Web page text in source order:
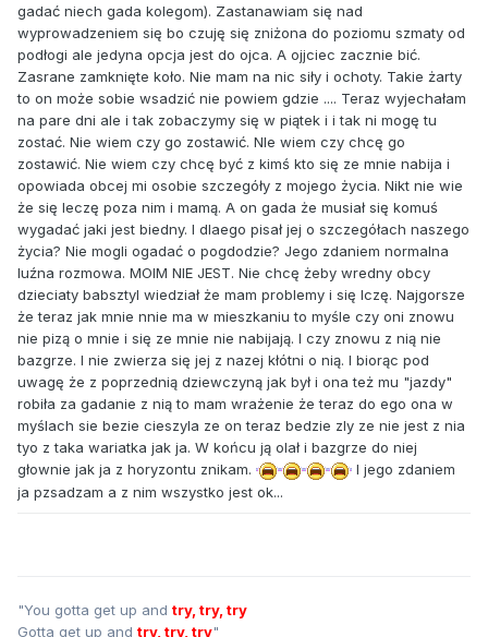
gadać niech gada kolegom). Zastanawiam się nad
wyprowadzeniem się bo czuję się zniżona do poziomu szmaty od
podłogi ale jedyna opcja jest do ojca. A ojjciec zacznie bić.
Zasrane zamknięte koło. Nie mam na nic siły i ochoty. Takie żarty
to on może sobie wsadzić nie powiem gdzie .... Teraz wyjechałam
na pare dni ale i tak zobaczymy się w piątek i i tak ni mogę tu
zostać. Nie wiem czy go zostawić. NIe wiem czy chcę go
zostawić. Nie wiem czy chcę być z kimś kto się ze mnie nabija i
opowiada obcej mi osobie szczegóły z mojego życia. Nikt nie wie
że się leczę poza nim i mamą. A on gada że musiał się komuś
wygadać jaki jest biedny. I dlaego pisał jej o szczegółach naszego
życia? Nie mogli ogadać o pogdodzie? Jego zdaniem normalna
luźna rozmowa. MOIM NIE JEST. Nie chcę żeby wredny obcy
dzieciaty babsztyl wiedział że mam problemy i się lczę. Najgorsze
że teraz jak mnie nnie ma w mieszkaniu to myśle czy oni znowu
nie pizą o mnie i się ze mnie nie nabijają. I czy znowu z nią nie
bazgrze. I nie zwierza się jej z nazej kłótni o nią. I biorąc pod
uwagę że z poprzednią dziewczyną jak był i ona też mu "jazdy"
robiła za gadanie z nią to mam wrażenie że teraz do ego ona w
myślach sie bezie cieszyla ze on teraz bedzie zly ze nie jest z nia
tyo z taka wariatka jak ja. W końcu ją olał i bazgrze do niej
głownie jak ja z horyzontu znikam.
I jego zdaniem
ja pzsadzam a z nim wszystko jest ok...
"You gotta get up and try, try, try
Gotta get up and try, try, try"